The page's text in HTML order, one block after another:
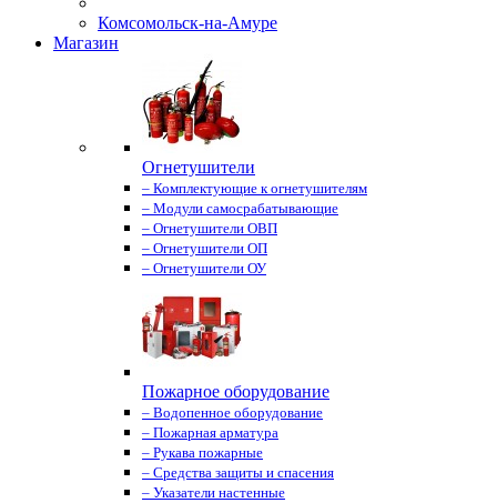
Комсомольск-на-Амуре
Магазин
Огнетушители
– Комплектующие к огнетушителям
– Модули самосрабатывающие
– Огнетушители ОВП
– Огнетушители ОП
– Огнетушители ОУ
Пожарное оборудование
– Водопенное оборудование
– Пожарная арматура
– Рукава пожарные
– Средства защиты и спасения
– Указатели настенные